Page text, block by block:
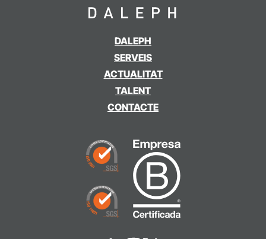
DALEPH
SERVEIS
ACTUALITAT
TALENT
CONTACTE